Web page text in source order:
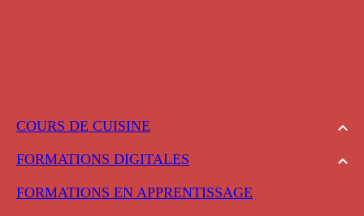
COURS DE CUISINE
FORMATIONS DIGITALES
FORMATIONS EN APPRENTISSAGE